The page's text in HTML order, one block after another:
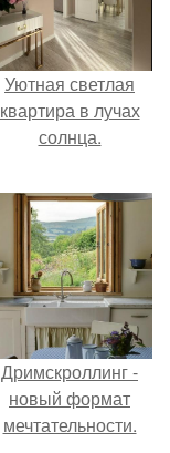
Уютная светлая
квартира в лучах
солнца.
Дримскроллинг -
новый формат
мечтательности.